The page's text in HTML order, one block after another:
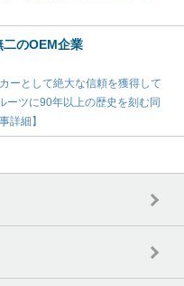
のOEM企業
ーとして絶大な信頼を獲得して
ーツに90年以上の歴史を刻む同
詳細】